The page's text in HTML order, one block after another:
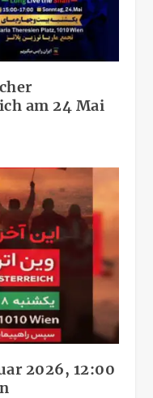
am 24 Mai
2026, 12:00